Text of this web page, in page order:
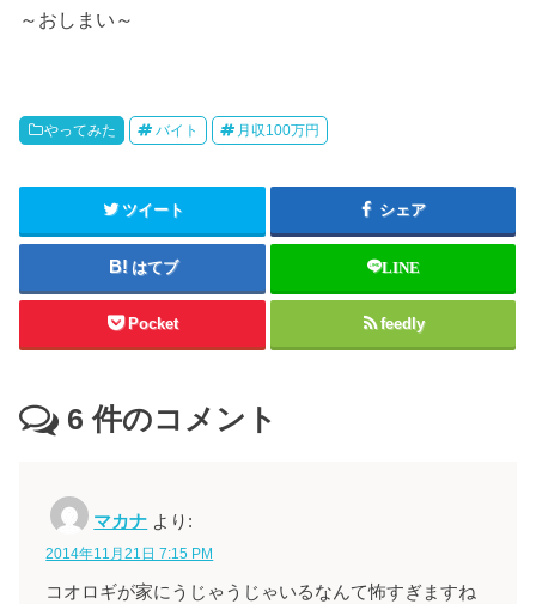
～おしまい～
やってみた バイト 月収100万円
ツイート シェア
はてブ LINE
Pocket feedly
6 件のコメント
マカナ より:
2014年11月21日 7:15 PM
コオロギが家にうじゃうじゃいるなんて怖すぎますね